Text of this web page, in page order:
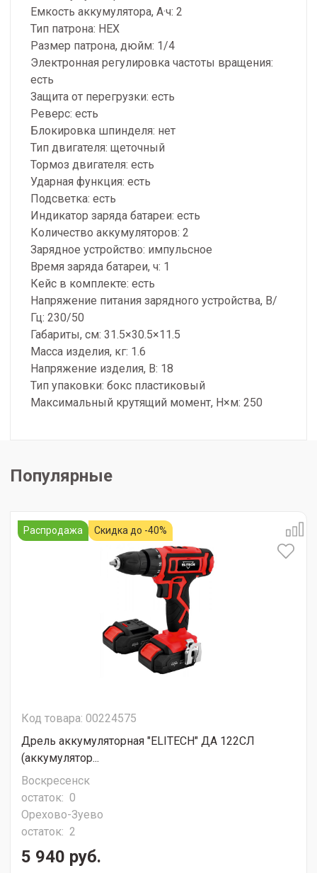
Емкость аккумулятора, А·ч: 2
Тип патрона: HEX
Размер патрона, дюйм: 1/4
Электронная регулировка частоты вращения:
есть
Защита от перегрузки: есть
Реверс: есть
Блокировка шпинделя: нет
Тип двигателя: щеточный
Тормоз двигателя: есть
Ударная функция: есть
Подсветка: есть
Индикатор заряда батареи: есть
Количество аккумуляторов: 2
Зарядное устройство: импульсное
Время заряда батареи, ч: 1
Кейс в комплекте: есть
Напряжение питания зарядного устройства, В/
Гц: 230/50
Габариты, см: 31.5×30.5×11.5
Масса изделия, кг: 1.6
Напряжение изделия, В: 18
Тип упаковки: бокс пластиковый
Максимальный крутящий момент, Н×м: 250
Популярные
Распродажа Скидка до -40%
Код товара: 00224575
Дрель аккумуляторная "ELITECH" ДА 122СЛ
(аккумулятор...
Воскресенск
остаток: 0
Орехово-Зуево
остаток: 2
5 940 руб.